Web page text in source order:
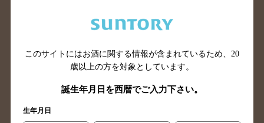
新潟県のバー検索
東京都のバー検索
埼玉県のバー検索
愛知県のバー検索
このサイトにはお酒に関する情報が含まれているため、 20
歳以上の方を対象としています。
誕生年月日を西暦でご入力下さい。
生年月日